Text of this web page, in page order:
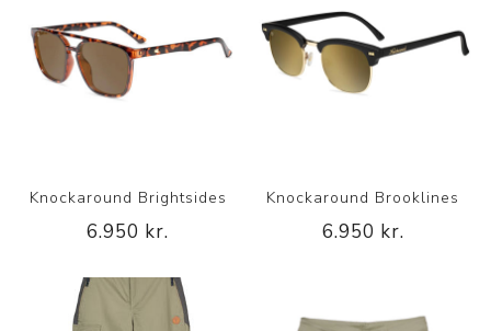
Knockaround Brightsides
6.950 kr.
Knockaround Brooklines
6.950 kr.